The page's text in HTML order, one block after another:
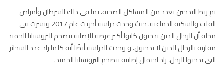
تم ربط التدخين بعدد من المشاكل الصحية. بما في ذلك السرطان وأمراض
القلب والسكتة الدماغية. حيث وجدت دراسة أجريت عام 2017 ونشرت في
مجلة أن الرجال الذين يدخنون كانوا أكثر عرضة للإصابة بتضخم البروستاتا الحميد
مقارنة بالرجال الذين لا يدخنون. و وجدت الدراسة أيضًا أنه كلما زاد عدد السجائر
التي يدخنها الرجل، زاد احتمال إصابته بتضخم البروستاتا الحميد.